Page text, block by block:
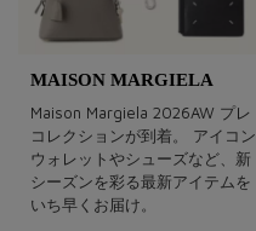
MAISON MARGIELA
Maison Margiela 2026AW プレ
コレクションが到着。 アイコン
ウォレットやシューズなど、新
シーズンを彩る最新アイテムを
いち早くお届け。